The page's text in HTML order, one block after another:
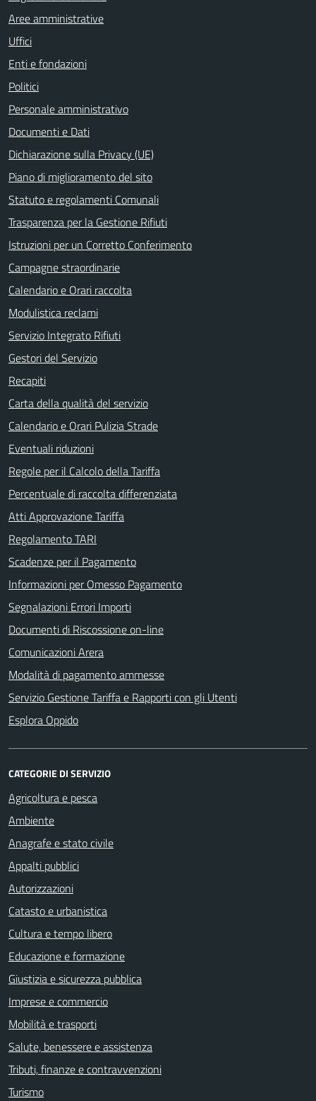
Aree amministrative
Uffici
Enti e fondazioni
Politici
Personale amministrativo
Documenti e Dati
Dichiarazione sulla Privacy (UE)
Piano di miglioramento del sito
Statuto e regolamenti Comunali
Trasparenza per la Gestione Rifiuti
Istruzioni per un Corretto Conferimento
Campagne straordinarie
Calendario e Orari raccolta
Modulistica reclami
Servizio Integrato Rifiuti
Gestori del Servizio
Recapiti
Carta della qualità del servizio
Calendario e Orari Pulizia Strade
Eventuali riduzioni
Regole per il Calcolo della Tariffa
Percentuale di raccolta differenziata
Atti Approvazione Tariffa
Regolamento TARI
Scadenze per il Pagamento
Informazioni per Omesso Pagamento
Segnalazioni Errori Importi
Documenti di Riscossione on-line
Comunicazioni Arera
Modalità di pagamento ammesse
Servizio Gestione Tariffa e Rapporti con gli Utenti
Esplora Oppido
CATEGORIE DI SERVIZIO
Agricoltura e pesca
Ambiente
Anagrafe e stato civile
Appalti pubblici
Autorizzazioni
Catasto e urbanistica
Cultura e tempo libero
Educazione e formazione
Giustizia e sicurezza pubblica
Imprese e commercio
Mobilità e trasporti
Salute, benessere e assistenza
Tributi, finanze e contravvenzioni
Turismo